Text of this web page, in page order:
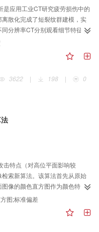
应用工业CT研究疲劳损伤中的
散化完成了短裂纹群建模，实
分辨率CT分别观看细节特征和
维信号分析。引入了图像隶属
，增强了密度场演化的3维分析信
3622
| 198 | 0
击特点（对高位平面影响较
索新算法。该算法首先从原始
像的颜色直方图作为颜色特
间特征；再综合利用上述颜
并进行图像检索。仿真实验结果
需内容的彩色图像，并且具有
、锐化、模糊等噪声攻击均具
图;标准偏差